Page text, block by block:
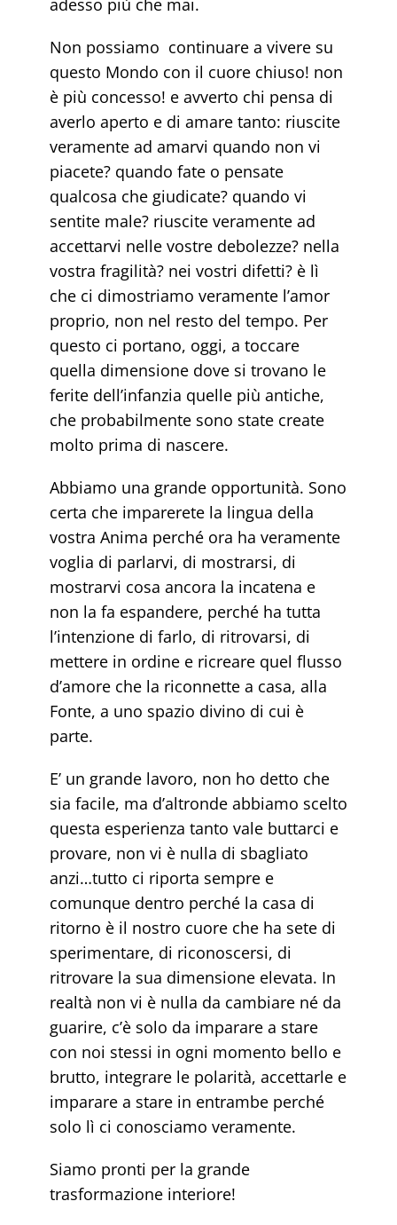
adesso più che mai.
Non possiamo continuare a vivere su
questo Mondo con il cuore chiuso! non
è più concesso! e avverto chi pensa di
averlo aperto e di amare tanto: riuscite
veramente ad amarvi quando non vi
piacete? quando fate o pensate
qualcosa che giudicate? quando vi
sentite male? riuscite veramente ad
accettarvi nelle vostre debolezze? nella
vostra fragilità? nei vostri difetti? è lì
che ci dimostriamo veramente l’amor
proprio, non nel resto del tempo. Per
questo ci portano, oggi, a toccare
quella dimensione dove si trovano le
ferite dell’infanzia quelle più antiche,
che probabilmente sono state create
molto prima di nascere.
Abbiamo una grande opportunità. Sono
certa che imparerete la lingua della
vostra Anima perché ora ha veramente
voglia di parlarvi, di mostrarsi, di
mostrarvi cosa ancora la incatena e
non la fa espandere, perché ha tutta
l’intenzione di farlo, di ritrovarsi, di
mettere in ordine e ricreare quel flusso
d’amore che la riconnette a casa, alla
Fonte, a uno spazio divino di cui è
parte.
E’ un grande lavoro, non ho detto che
sia facile, ma d’altronde abbiamo scelto
questa esperienza tanto vale buttarci e
provare, non vi è nulla di sbagliato
anzi…tutto ci riporta sempre e
comunque dentro perché la casa di
ritorno è il nostro cuore che ha sete di
sperimentare, di riconoscersi, di
ritrovare la sua dimensione elevata. In
realtà non vi è nulla da cambiare né da
guarire, c’è solo da imparare a stare
con noi stessi in ogni momento bello e
brutto, integrare le polarità, accettarle e
imparare a stare in entrambe perché
solo lì ci conosciamo veramente.
Siamo pronti per la grande
trasformazione interiore!